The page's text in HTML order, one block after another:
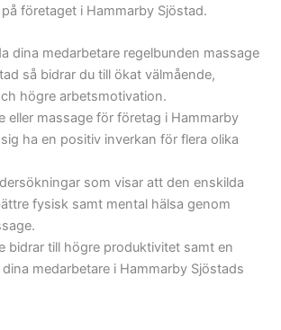
företaget i Hammarby Sjöstad.
dina medarbetare regelbunden massage
så bidrar du till ökat välmående,
högre arbetsmotivation.
eller massage för företag i Hammarby
ha en positiv inverkan för flera olika
som visar att den enskilda
fysisk samt mental hälsa genom
bidrar till högre produktivitet samt en
medarbetare i Hammarby Sjöstads